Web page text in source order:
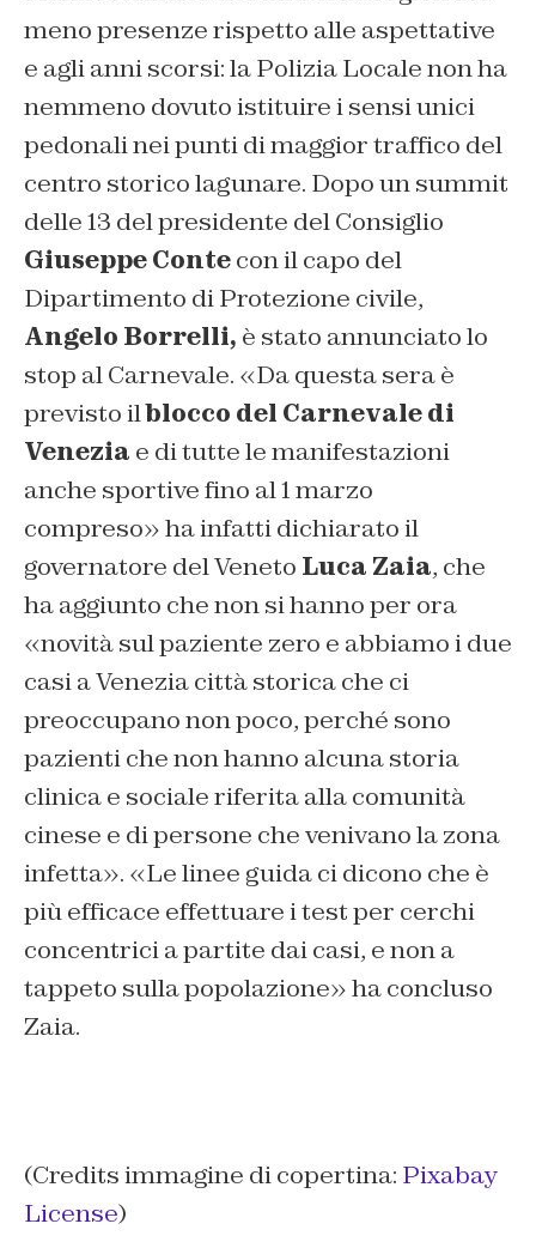
meno presenze rispetto alle aspettative
e agli anni scorsi: la Polizia Locale non ha
nemmeno dovuto istituire i sensi unici
pedonali nei punti di maggior traffico del
centro storico lagunare. Dopo un summit
delle 13 del presidente del Consiglio
Giuseppe Contecon il capo del
Dipartimento di Protezione civile,
Angelo Borrelli, è stato annunciato lo
stop al Carnevale. «Da questa sera è
previsto ilblocco del Carnevale di
Venezia e di tutte le manifestazioni
anche sportive fino al 1 marzo
compreso» ha infatti dichiarato il
governatore del Veneto Luca Zaia, che
ha aggiunto che non si hanno per ora
«novità sul paziente zero e abbiamo i due
casi a Venezia città storica che ci
preoccupano non poco, perché sono
pazienti che non hanno alcuna storia
clinica e sociale riferita alla comunità
cinese e di persone che venivano la zona
infetta». «Le linee guida ci dicono che è
più efficace effettuare i test per cerchi
concentrici a partite dai casi, e non a
tappeto sulla popolazione» ha concluso
Zaia.
(Credits immagine di copertina: Pixabay
License)